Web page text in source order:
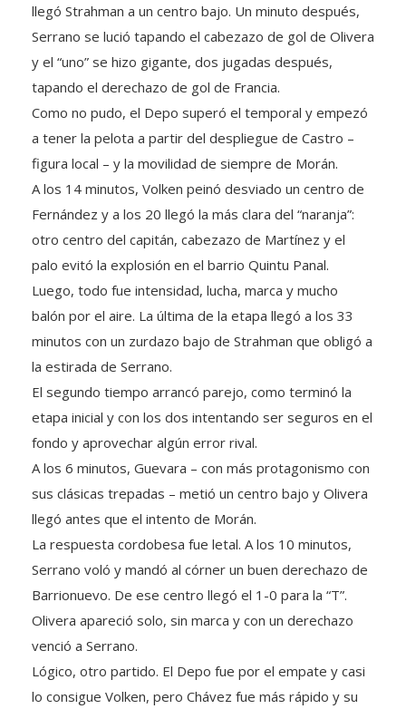
llegó Strahman a un centro bajo. Un minuto después,
Serrano se lució tapando el cabezazo de gol de Olivera
y el “uno” se hizo gigante, dos jugadas después,
tapando el derechazo de gol de Francia.
Como no pudo, el Depo superó el temporal y empezó
a tener la pelota a partir del despliegue de Castro –
figura local – y la movilidad de siempre de Morán.
A los 14 minutos, Volken peinó desviado un centro de
Fernández y a los 20 llegó la más clara del “naranja”:
otro centro del capitán, cabezazo de Martínez y el
palo evitó la explosión en el barrio Quintu Panal.
Luego, todo fue intensidad, lucha, marca y mucho
balón por el aire. La última de la etapa llegó a los 33
minutos con un zurdazo bajo de Strahman que obligó a
la estirada de Serrano.
El segundo tiempo arrancó parejo, como terminó la
etapa inicial y con los dos intentando ser seguros en el
fondo y aprovechar algún error rival.
A los 6 minutos, Guevara – con más protagonismo con
sus clásicas trepadas – metió un centro bajo y Olivera
llegó antes que el intento de Morán.
La respuesta cordobesa fue letal. A los 10 minutos,
Serrano voló y mandó al córner un buen derechazo de
Barrionuevo. De ese centro llegó el 1-0 para la “T”.
Olivera apareció solo, sin marca y con un derechazo
venció a Serrano.
Lógico, otro partido. El Depo fue por el empate y casi
lo consigue Volken, pero Chávez fue más rápido y su